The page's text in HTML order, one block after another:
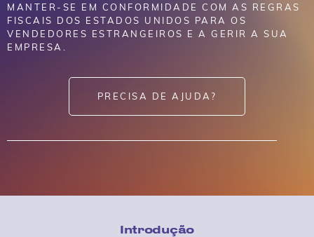
MANTER-SE EM CONFORMIDADE COM AS REGRAS
FISCAIS DOS ESTADOS UNIDOS PARA OS
VENDEDORES ESTRANGEIROS E A GERIR A SUA
EMPRESA.
PRECISA DE AJUDA?
Introdução